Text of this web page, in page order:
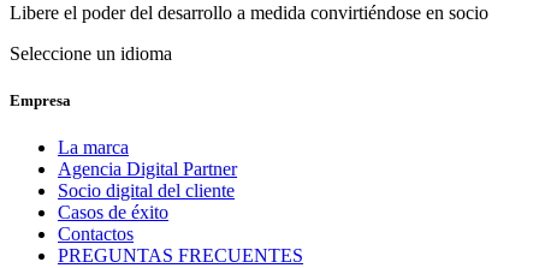
Libere el poder del desarrollo a medida convirtiéndose en socio
Seleccione un idioma
Empresa
La marca
Agencia Digital Partner
Socio digital del cliente
Casos de éxito
Contactos
PREGUNTAS FRECUENTES